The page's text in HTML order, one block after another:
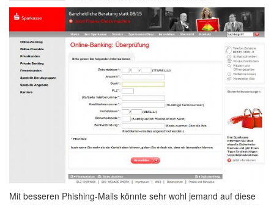
Mit besseren Phishing-Mails könnte sehr wohl jemand auf diese